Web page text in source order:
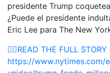
presidente Trump
¿Puede el presidente
Eric Lee para The New
👉🏽READ THE FULL STORY
https://www.nytimes.com/